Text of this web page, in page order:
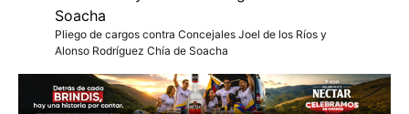
Pliego de cargos contra Concejales Joel de los Ríos y
Alonso Rodríguez Chía de Soacha